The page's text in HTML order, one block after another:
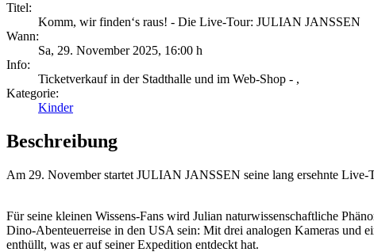
Titel:
Komm, wir finden‘s raus! - Die Live-Tour: JULIAN JANSSEN
Wann:
Sa, 29. November 2025, 16:00 h
Info:
Ticketverkauf in der Stadthalle und im Web-Shop - ,
Kategorie:
Kinder
Beschreibung
Am 29. November startet JULIAN JANSSEN seine lang ersehnte
Für seine kleinen Wissens-Fans wird Julian naturwissenschaftliche
Dino-Abenteuerreise in den USA sein: Mit drei analogen Kameras und
enthüllt, was er auf seiner Expedition entdeckt hat.